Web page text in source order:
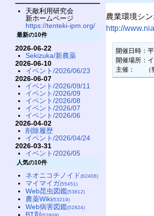
農業環境シ
http://
開催日時：
開催場所：
主催：　 （
天敵利用研究会
新ホームページ
https://tenteki-ipm.org/
最新の10件
2026-06-22
Sekizuka/新農薬
2026-06-10
イベント/2026/06/23
2026-06-07
イベント/2026/09/11
イベント/2026/09
イベント/2026/08
イベント/2026/07
イベント/2026/06
2026-04-02
削除履歴
イベント/2026/04/24
2026-03-31
イベント/2026/05
人気の10件
ネオニコチノイド(62406)
マイマイガ(55451)
Web昆虫図鑑(53812)
農薬Wiki(53219)
Web病害図鑑(52824)